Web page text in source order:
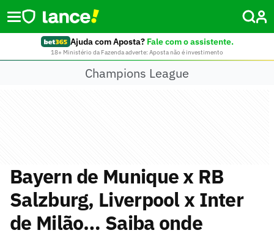
Ajuda com Aposta? Fale com o assistente.
18+ Ministério da Fazenda adverte: Aposta não é investimento
Champions League
Bayern de Munique x RB
Salzburg, Liverpool x Inter
de Milão… Saiba onde